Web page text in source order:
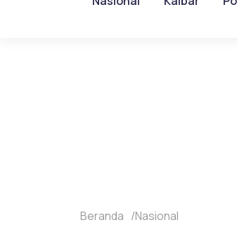
Beranda Nasional